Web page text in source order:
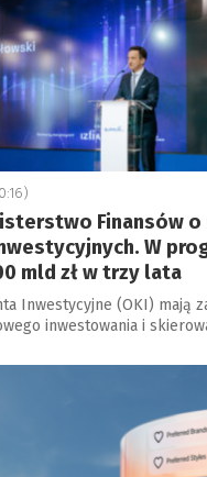
Finansów
W
mld zł w trzy lata
Inwestycyjne (OKI) mają
inwestowania i